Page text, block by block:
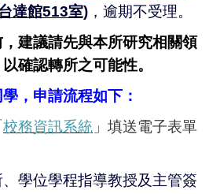
達館513室) ，逾期不受理。
建議請先與本所研究相關領
確認轉所之可能性。
，申請流程如下：
校務資訊系統 」 填送電子表單
學位學程指導教授及主管簽